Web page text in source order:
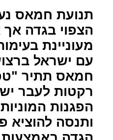
תנועת חמאס
הצפוי בגדה אך
מעוניינת
עם ישראל
חמאס תתיר
רקטות לעבר
הפגנות
ותנסה להוציא